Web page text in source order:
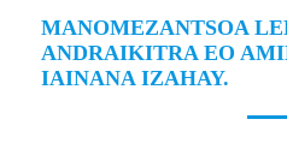
MANOMEZANTSOA
ANDRAIKITRA EO
IAINANA IZAHAY.